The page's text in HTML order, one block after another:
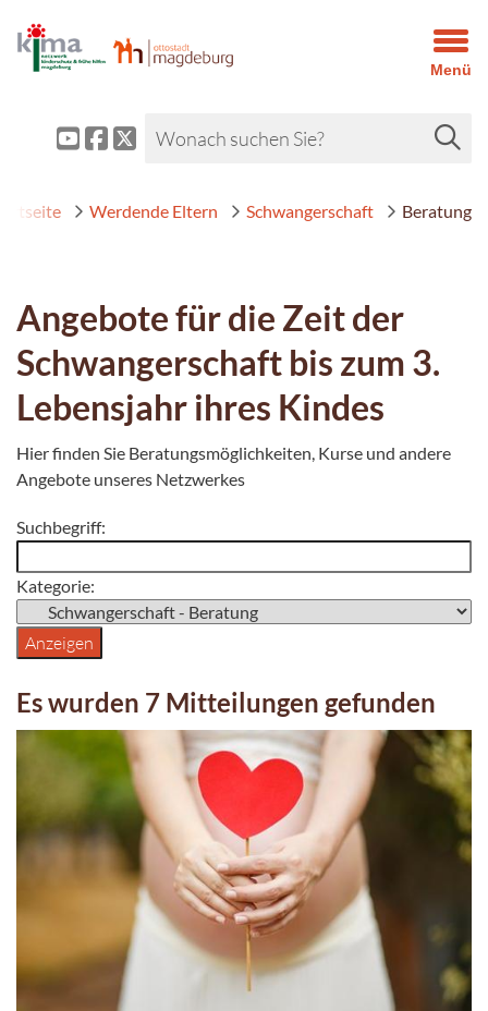
Menü
Werdende Eltern Schwangerschaft Beratung
Angebote für die Zeit der
Schwangerschaft bis zum 3.
Lebensjahr ihres Kindes
Hier finden Sie Beratungsmöglichkeiten, Kurse und andere
Angebote unseres Netzwerkes
Suchbegriff:
Kategorie:
Es wurden 7 Mitteilungen gefunden